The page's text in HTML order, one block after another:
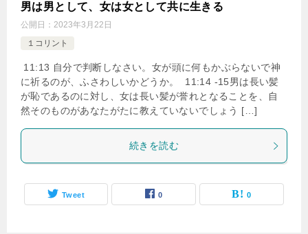
男は男として、女は女として共に生きる
公開日： 2023年3月22日
１コリント
11:13 自分で判断しなさい。女が頭に何もかぶらないで神
に祈るのが、ふさわしいかどうか。 11:14 -15男は長い髪
が恥であるのに対し、女は長い髪が誉れとなることを、自
然そのものがあなたがたに教えていないでしょう […]
続きを読む
Tweet 0 0